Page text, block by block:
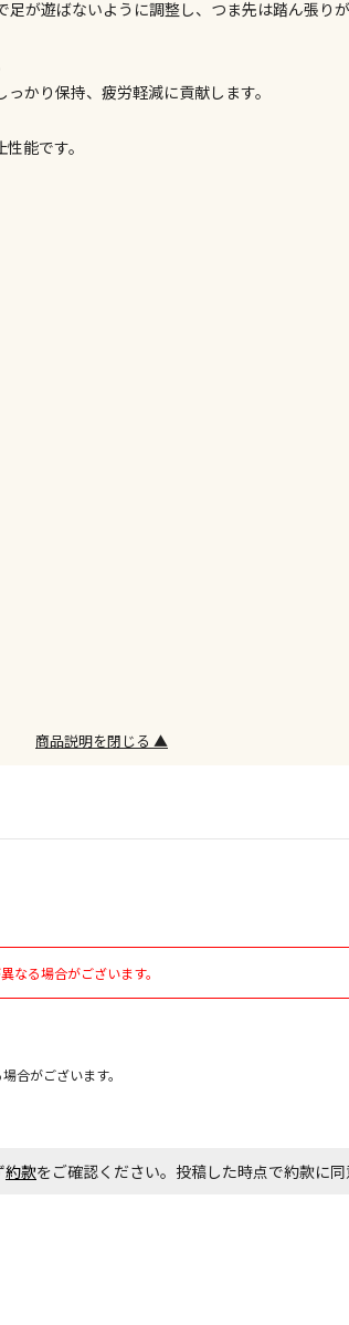
が遊ばないように調整し、つま先は踏ん張り
かり保持、疲労軽減に貢献します。
能です。
商品説明を閉じる ▲
る場合がございます。
合がございます。
約款をご確認ください。投稿した時点で約款